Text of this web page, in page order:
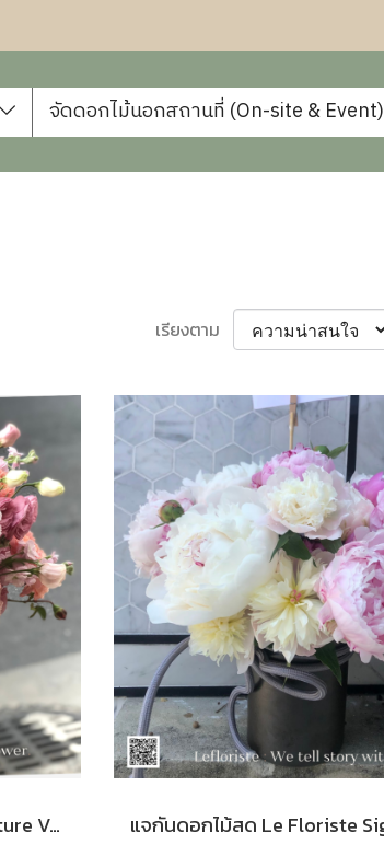
จัดดอกไม้นอกสถานที่ (On-site & Event)
เรียงตาม
แจกันดอกไม้สด Le Floriste Signature Vases No. 47 (พรีเมียม) I Comming every May